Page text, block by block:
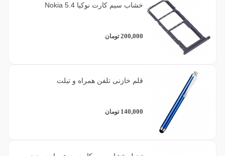
خشاب سیم کارت نوکیا Nokia 5.4
200,000 تومان
قلم خازنی تلفن همراه و تبلت
140,000 تومان